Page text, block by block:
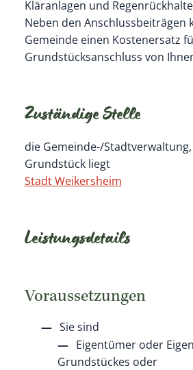
Kläranlagen und
Neben den Anschlussbeiträgen
Gemeinde einen Kostenersatz
Grundstücksanschluss von
Zuständige Stelle
die Gemeinde-/
Grundstück liegt
Stadt Weikersheim
Leistungsdetails
Voraussetzungen
Sie sind
Eigentümer oder
Grundstückes oder